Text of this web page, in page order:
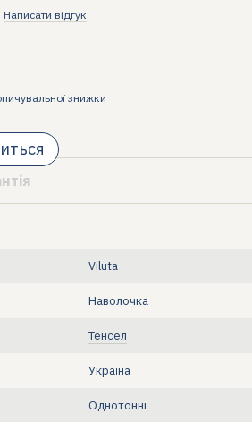
Написати відгук
знижки
Viluta
Наволочка
Тенсел
Україна
Однотонні